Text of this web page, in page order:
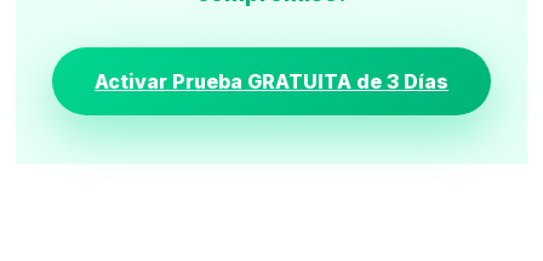
Activar Prueba GRATUITA de 3 Días